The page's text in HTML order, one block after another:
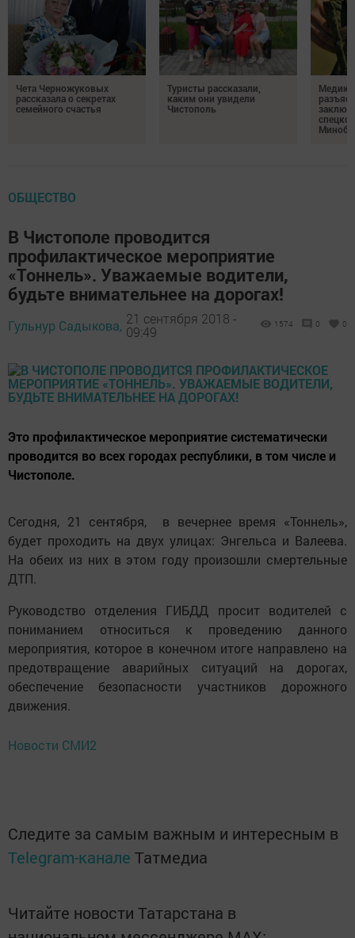
Чета Черножуковых
рассказала о секретах
семейного счастья
Туристы рассказали,
каким они увидели
Чистополь
ОБЩЕСТВО
В Чистополе проводится
профилактическое мероприятие
«Тоннель». Уважаемые водители,
будьте внимательнее на дорогах!
Гульнур Садыкова, 21 сентября 2018 -
09:49
1574 0 0
Это профилактическое мероприятие систематически
проводится во всех городах республики, в том числе и
Чистополе.
Сегодня, 21 сентября, в вечернее время «Тоннель»,
будет проходить на двух улицах: Энгельса и Валеева.
На обеих из них в этом году произошли смертельные
ДТП.
Руководство отделения ГИБДД просит водителей с
пониманием относиться к проведению данного
мероприятия, которое в конечном итоге направлено на
предотвращение аварийных ситуаций на дорогах,
обеспечение безопасности участников дорожного
движения.
Новости СМИ2
Следите за самым важным и интересным в
Telegram-канале Татмедиа
Читайте новости Татарстана в